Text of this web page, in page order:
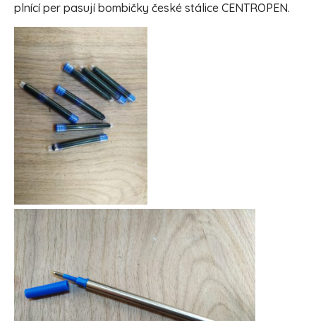
plnící per pasují bombičky české stálice CENTROPEN.